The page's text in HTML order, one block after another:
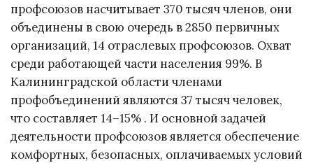
профсоюзов насчитывает 370 тысяч членов, они
объединены в свою очередь в 2850 первичных
организаций, 14 отраслевых профсоюзов. Охват
среди работающей части населения 99%. В
Калининградской области членами
профобъединений являются 37 тысяч человек,
что составляет 14–15% . И основной задачей
деятельности профсоюзов является обеспечение
комфортных, безопасных, оплачиваемых условий